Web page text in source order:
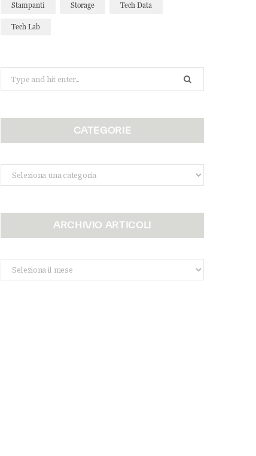
Stampanti Storage Tech Data
Tech Lab
for:
CATEGORIE
Categorie
ARCHIVIO ARTICOLI
Archivio
Articoli